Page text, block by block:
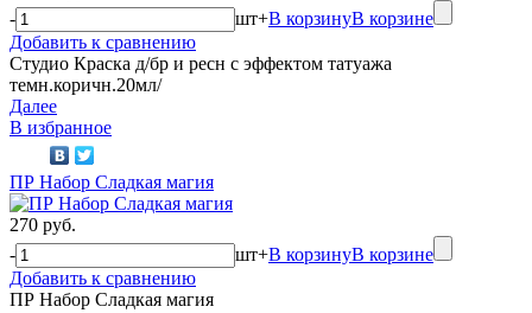
-
шт+В корзинуВ корзине
Добавить к сравнению
Студио Краска д/бр и ресн с эффектом татуажа
темн.коричн.20мл/
Далее
В избранное
ПР Набор Сладкая магия
270 руб.
-
шт+В корзинуВ корзине
Добавить к сравнению
ПР Набор Сладкая магия